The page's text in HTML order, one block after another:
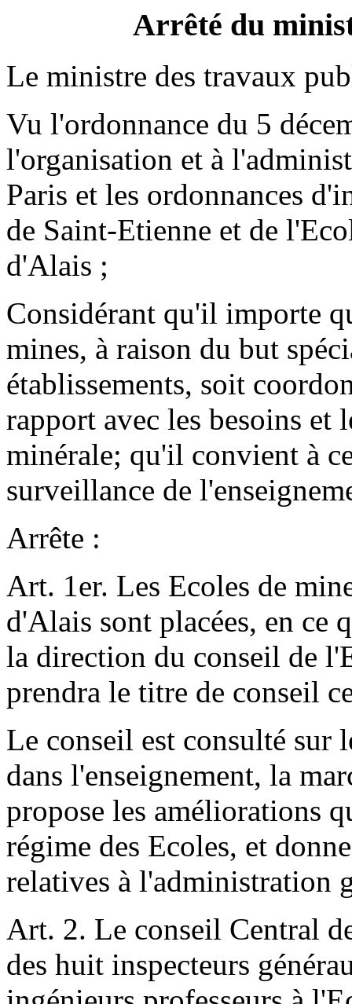
Arrêté du
Le ministre des travaux
Vu l'ordonnance du 5
l'organisation et à
Paris et les ordonnances
de Saint-Etienne et de
d'Alais ;
Considérant qu'il importe
mines, à raison du but
établissements, soit
rapport avec les besoins et
minérale; qu'il convient à
surveillance de
Arrête :
Art. 1er. Les Ecoles de
d'Alais sont placées, en ce
la direction du conseil de
prendra le titre de conseil
Le conseil est consulté
dans l'enseignement, la
propose les améliorations
régime des Ecoles, et
relatives à l'administration
Art. 2. Le conseil Central
des huit inspecteurs